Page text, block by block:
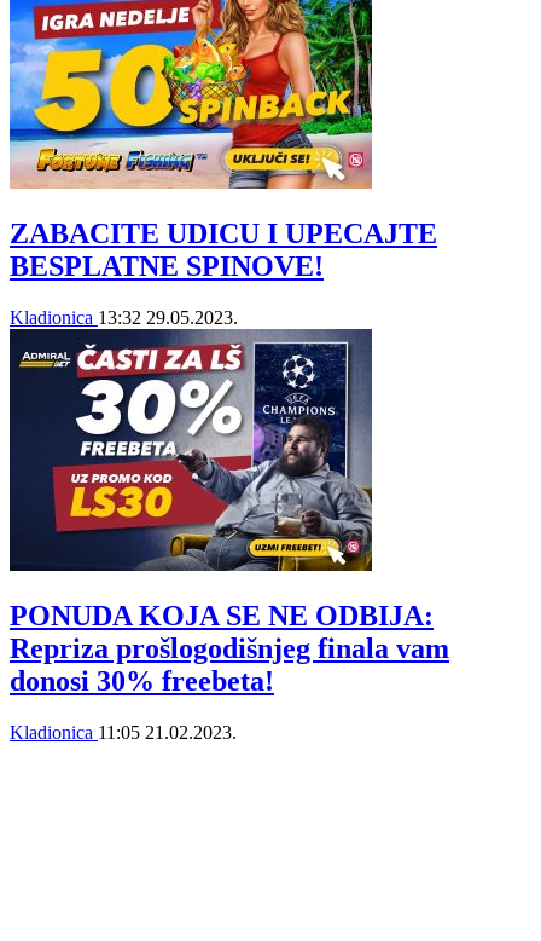
ZABACITE UDICU I UPECAJTE
BESPLATNE SPINOVE!
Kladionica 13:32 29.05.2023.
PONUDA KOJA SE NE ODBIJA:
Repriza prošlogodišnjeg finala vam
donosi 30% freebeta!
Kladionica 11:05 21.02.2023.